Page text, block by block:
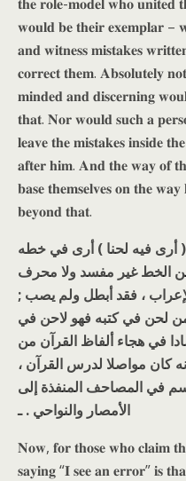
𝐰𝐨𝐮𝐥𝐝 𝐛𝐞 𝐭𝐡𝐞𝐢𝐫 𝐞𝐱𝐞𝐦𝐩𝐥𝐚𝐫 –
𝐚𝐧𝐝 𝐰𝐢𝐭𝐧𝐞𝐬𝐬 𝐦𝐢𝐬𝐭𝐚𝐤𝐞𝐬
𝐜𝐨𝐫𝐫𝐞𝐜𝐭 𝐭𝐡𝐞𝐦. 𝐀𝐛𝐬𝐨𝐥𝐮𝐭𝐞𝐥𝐲
𝐦𝐢𝐧𝐝𝐞𝐝 𝐚𝐧𝐝 𝐝𝐢𝐬𝐜𝐞𝐫𝐧𝐢𝐧𝐠
𝐭𝐡𝐚𝐭. 𝐍𝐨𝐫 𝐰𝐨𝐮𝐥𝐝 𝐬𝐮𝐜𝐡 𝐚
𝐥𝐞𝐚𝐯𝐞 𝐭𝐡𝐞 𝐦𝐢𝐬𝐭𝐚𝐤𝐞𝐬 𝐢𝐧𝐬𝐢𝐝𝐞
𝐚𝐟𝐭𝐞𝐫 𝐡𝐢𝐦. 𝐀𝐧𝐝 𝐭𝐡𝐞 𝐰𝐚𝐲 𝐨𝐟
𝐛𝐚𝐬𝐞 𝐭𝐡𝐞𝐦𝐬𝐞𝐥𝐯𝐞𝐬 𝐨𝐧 𝐭𝐡𝐞 𝐰𝐚𝐲
𝐛𝐞𝐲𝐨𝐧𝐝 𝐭𝐡𝐚𝐭.
أرى فيه لحنا ) أرى في خطه
لحن الخط غير مفسد ولا محرف
، فقد أبطل ولم يصب ;
لحن في كتبه فهو لاحن في
في هجاء ألفاظ القرآن من
كان مواصلا لدرس القرآن ،
في المصاحف المنفذة إلى
الأمصار والنواحي . ـ
𝐍𝐨𝐰, 𝐟𝐨𝐫 𝐭𝐡𝐨𝐬𝐞 𝐰𝐡𝐨 𝐜𝐥𝐚𝐢𝐦
𝐬𝐚𝐲𝐢𝐧𝐠 “𝐈 𝐬𝐞𝐞 𝐚𝐧 𝐞𝐫𝐫𝐨𝐫” 𝐢𝐬